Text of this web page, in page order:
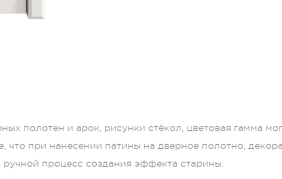
полотен и арок, рисунки стёкол, цветовая гамма
что при нанесении патины на дверное полотно,
ручной процесс создания эффекта старины.